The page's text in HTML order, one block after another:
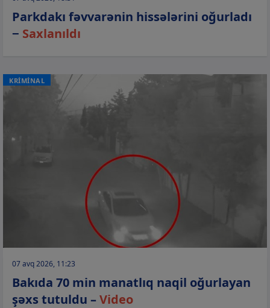
Parkdakı fəvvarənin hissələrini oğurladı
− Saxlanıldı
KRİMİNAL
07 avq 2026, 11:23
Bakıda 70 min manatlıq naqil oğurlayan
şəxs tutuldu –Video